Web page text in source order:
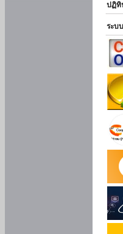
ปฏิทิน
ระบบ